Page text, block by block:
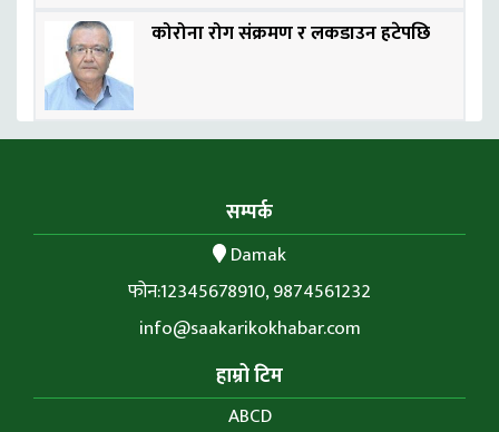
कोरोना रोग संक्रमण र लकडाउन हटेपछि
सम्पर्क
Damak
फोन:12345678910, 9874561232
info@saakarikokhabar.com
हाम्रो टिम
ABCD